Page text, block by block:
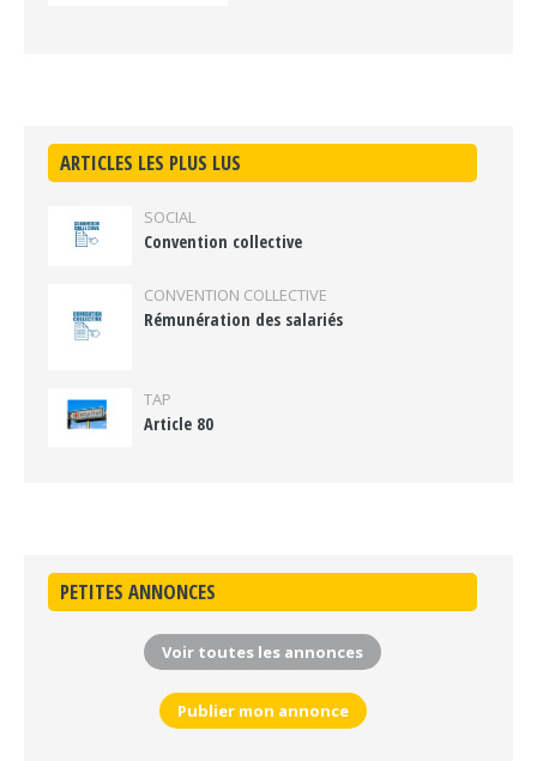
ARTICLES LES PLUS LUS
SOCIAL
Convention collective
CONVENTION COLLECTIVE
Rémunération des salariés
TAP
Article 80
PETITES ANNONCES
Voir toutes les annonces
Publier mon annonce